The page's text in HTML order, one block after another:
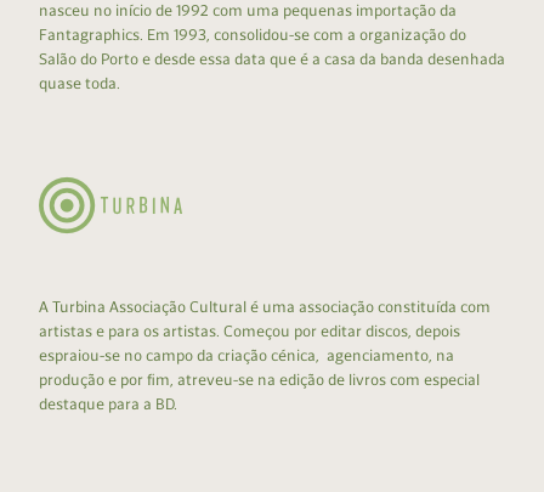
nasceu no início de 1992 com uma pequenas importação da
Fantagraphics. Em 1993, consolidou-se com a organização do
Salão do Porto e desde essa data que é a casa da banda desenhada
quase toda.
A Turbina Associação Cultural é uma associação constituída com
artistas e para os artistas. Começou por editar discos, depois
espraiou-se no campo da criação cénica, agenciamento, na
produção e por fim, atreveu-se na edição de livros com especial
destaque para a BD.